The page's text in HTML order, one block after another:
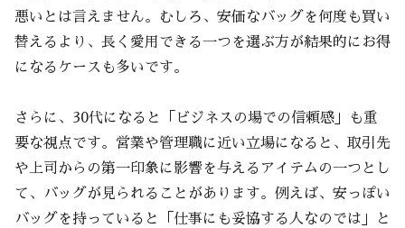
悪いとは言えません。むしろ、安価なバッグを何度も買い
替えるより、長く愛用できる一つを選ぶ方が結果的にお得
になるケースも多いです。
さらに、30代になると「ビジネスの場での信頼感」も重
要な視点です。営業や管理職に近い立場になると、取引先
や上司からの第一印象に影響を与えるアイテムの一つとし
て、バッグが見られることがあります。例えば、安っぽい
バッグを持っていると「仕事にも妥協する人なのでは」と